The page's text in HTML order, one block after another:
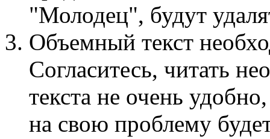
"Молодец", будут
Объемный текст
Согласитесь, читать
текста не очень
на свою проблему